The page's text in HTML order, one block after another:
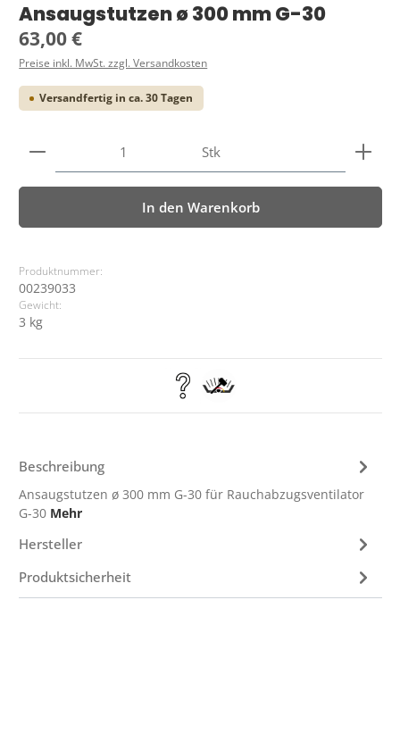
Ansaugstutzen ø 300 mm G-30
Regulärer Preis:
63,00 €
Preise inkl. MwSt. zzgl. Versandkosten
Versandfertig in ca. 30 Tagen
Produkt Anzahl: Gib den gewünschten Wert ein
Stk
In den Warenkorb
Produktnummer:
00239033
Gewicht:
3 kg
Beschreibung
Ansaugstutzen ø 300 mm G-30 für Rauchabzugsventilator
G-30 Mehr
Hersteller
Produktsicherheit